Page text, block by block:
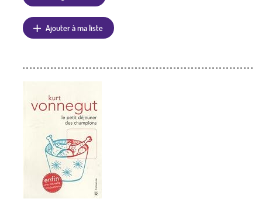
Ajouter à ma liste